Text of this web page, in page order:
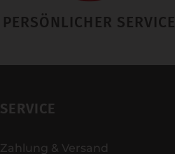
PERSÖNLICHER SERVICE
SERVICE
Zahlung & Versand